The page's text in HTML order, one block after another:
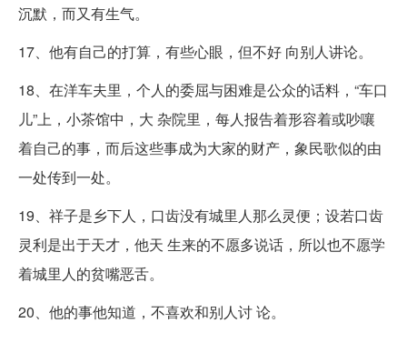
沉默，而又有生气。
17、他有自己的打算，有些心眼，但不好 向别人讲论。
18、在洋车夫里，个人的委屈与困难是公众的话料，“车口
儿”上，小茶馆中，大 杂院里，每人报告着形容着或吵嚷
着自己的事，而后这些事成为大家的财产，象民歌似的由
一处传到一处。
19、祥子是乡下人，口齿没有城里人那么灵便；设若口齿
灵利是出于天才，他天 生来的不愿多说话，所以也不愿学
着城里人的贫嘴恶舌。
20、他的事他知道，不喜欢和别人讨 论。